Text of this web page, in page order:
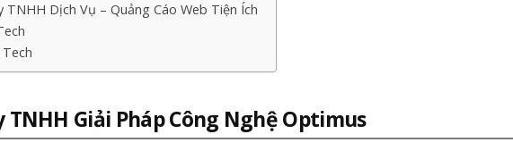
TNHH Dịch Vụ – Quảng Cáo Web Tiện Ích
TNHH Giải Pháp Công Nghệ Optimus